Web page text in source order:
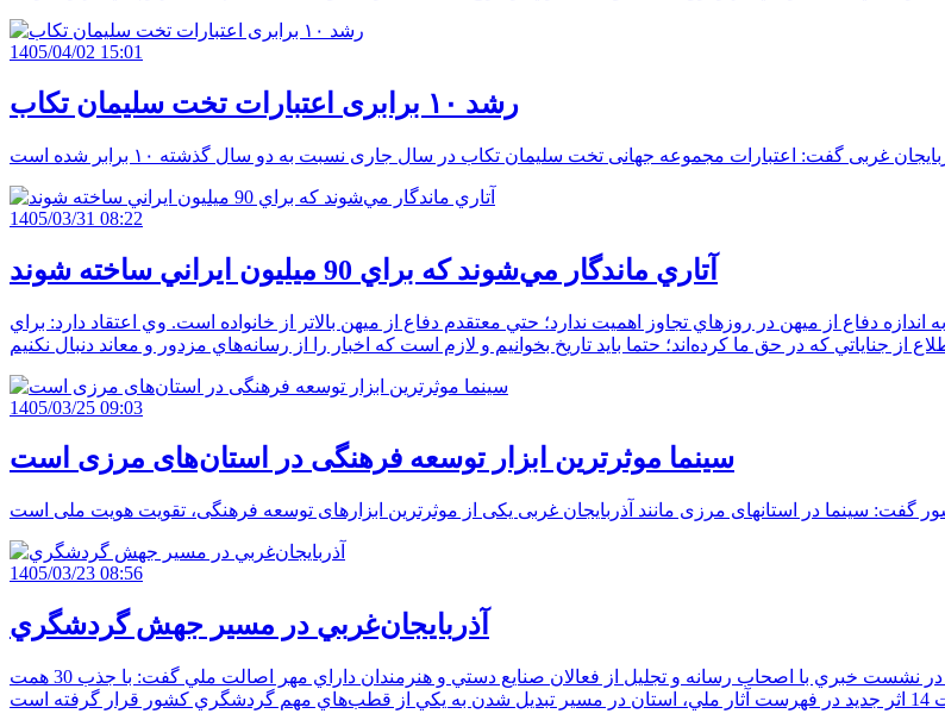
1405/04/02 15:01
رشد ۱۰ برابری اعتبارات تخت سلیمان تکاب
1405/03/31 08:22
آتاري ماندگار مي‌شوند که براي 90 ميليون ايراني ساخته شوند
دفاع از ميهن در روزهاي تجاوز اهميت ندارد؛ حتي معتقدم دفاع از ميهن بالاتر از خانواده است. وي اعتقاد دارد: براي
1405/03/25 09:03
سینما موثرترین ابزار توسعه فرهنگی در استان‌های مرزی است
1405/03/23 08:56
آذربايجان‌غربي در مسير جهش گردشگري
گروه خبر: مديرکل ميراث‌فرهنگي، گردشگري و صنايع‌دستي آذربايجان‌غربي در نشست خبري با اصحاب رسانه و تجليل از فعالان صنايع دستي و هنرمندان داراي مهر اصالت ملي گفت: با جذب 30 همت